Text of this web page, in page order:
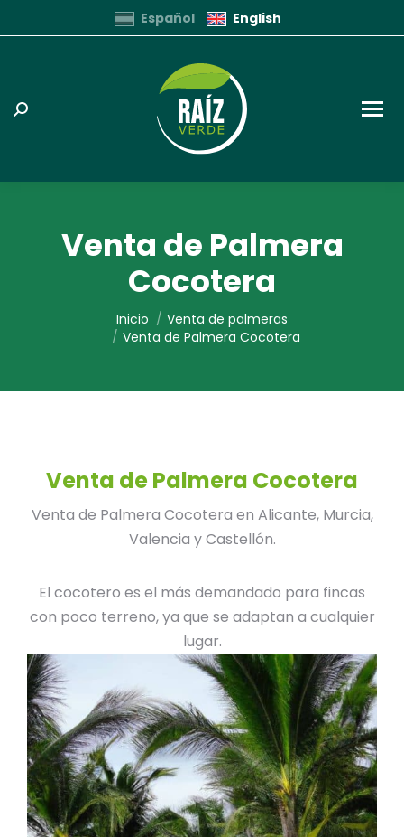
Español English
Buscar:
Venta de Palmera
Cocotera
Inicio
Venta de palmeras
Venta de Palmera Cocotera
Venta de Palmera Cocotera
Venta de Palmera Cocotera en Alicante, Murcia,
Valencia y Castellón.
El cocotero es el más demandado para fincas
con poco terreno, ya que se adaptan a cualquier
lugar.